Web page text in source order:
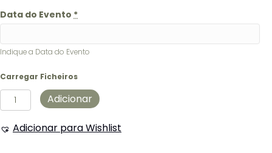
Data do Evento *
Indique a Data do Evento
Carregar Ficheiros
Quantidade
de
Noiva
Adicionar
Adicionar para Wishlist